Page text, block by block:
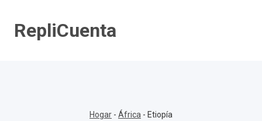
contenido
RepliCuenta
Hogar - África - Etiopía